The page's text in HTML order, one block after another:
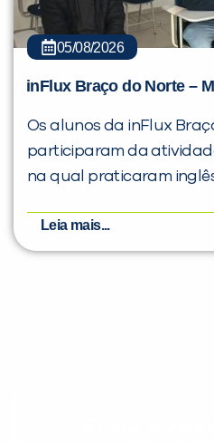
05/08/2026
inFlux Braço do Norte –
Os alunos da inFlux
participaram da
na qual praticaram
Leia mais...